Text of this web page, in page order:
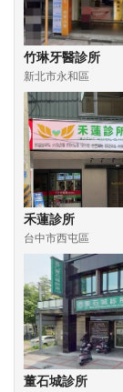
竹琳牙醫診所
新北市永和區
禾蓮診所
台中市西屯區
董石城診所